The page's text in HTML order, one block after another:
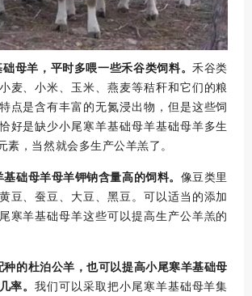
母羊，平时多喂一些禾谷类饲料。禾谷类
麦、小米、玉米、燕麦等秸秆和它们的粮
点是含有丰富的无氮浸出物，但是这些饲
好是缺少小尾寒羊基础母羊基础母羊多生
素，当然就会多生产公羊羔了。
础母羊母羊钾钠含量高的饲料。 像豆类里
豆、蚕豆、大豆、黑豆。 可以适当的添加
寒羊基础母羊这些可以提高生产公羊羔的
的杜泊公羊，也可以提高小尾寒羊基础母
率。我们可以采取把小尾寒羊基础母羊集